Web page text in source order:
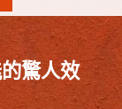
驚人效